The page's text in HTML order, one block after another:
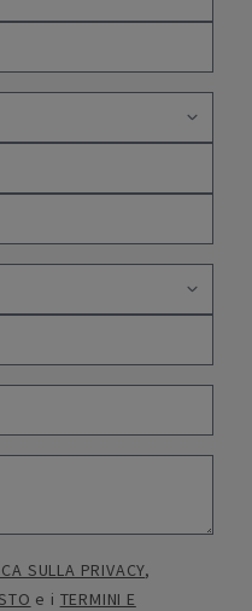
SULLA PRIVACY,
e i TERMINI E